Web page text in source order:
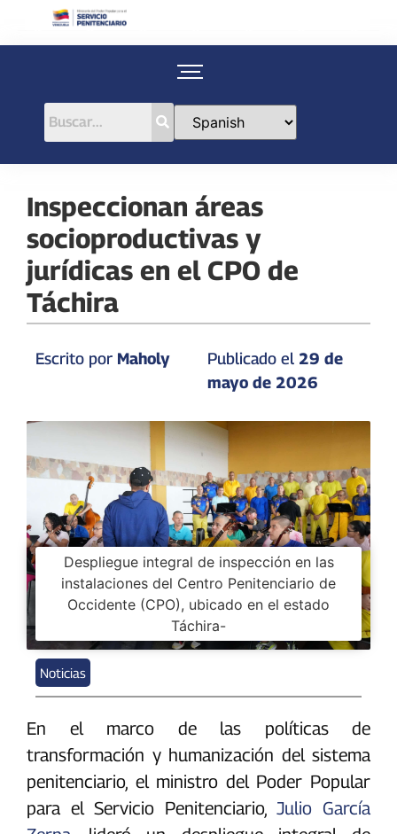
Inspeccionan áreas
socioproductivas y
jurídicas en el CPO de
Táchira
Escrito por Maholy Publicado el 29 de
mayo de 2026
Despliegue integral de inspección en las
instalaciones del Centro Penitenciario de
Occidente (CPO), ubicado en el estado
Táchira-
Noticias
En el marco de las políticas de
transformación y humanización del sistema
penitenciario, el ministro del Poder Popular
para el Servicio Penitenciario,Julio García